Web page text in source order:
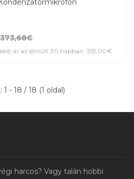
373,68€
ár az elmúlt 30 napban: 355,00€
1 - 18 / 18 (1 oldal)
harcos? Vagy talán hobbi